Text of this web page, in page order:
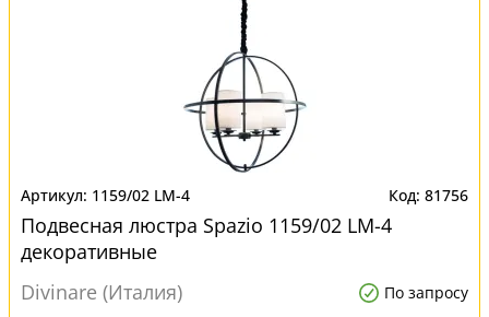
1159/02 LM-4 81756
Подвесная люстра Spazio 1159/02 LM-4
декоративные
Divinare (Италия)
По запросу